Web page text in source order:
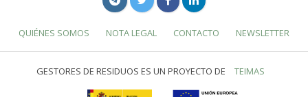
QUIÉNES SOMOS NOTA LEGAL CONTACTO NEWSLETTER
GESTORES DE RESIDUOS ES UN PROYECTO DE TEIMAS